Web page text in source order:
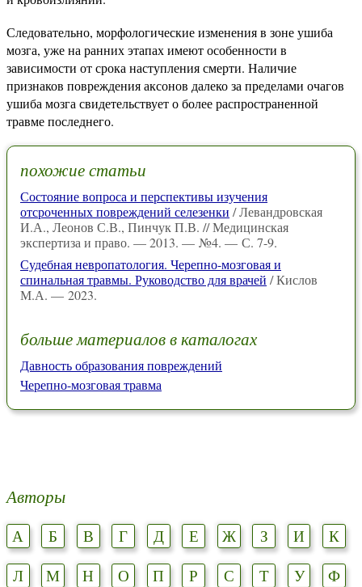
Следовательно, морфологические изменения в зоне ушиба
мозга, уже на ранних этапах имеют особенности в
зависимости от срока наступления смерти. Наличие
признаков повреждения аксонов далеко за пределами очагов
ушиба мозга свидетельствует о более распространенной
травме последнего.
похожие статьи
Состояние вопроса и перспективы изучения
отсроченных повреждений селезенки / Левандровская
И.А., Леонов С.В., Пинчук П.В. // Медицинская
экспертиза и право. — 2013. — №4. — С. 7-9.
Судебная невропатология. Черепно-мозговая и
спинальная травмы. Руководство для врачей / Кислов
М.А. — 2023.
больше материалов в каталогах
Давность образования повреждений
Черепно-мозговая травма
Авторы
А Б В Г Д Е Ж З И
К
Л
М Н О П Р С Т У
Ф